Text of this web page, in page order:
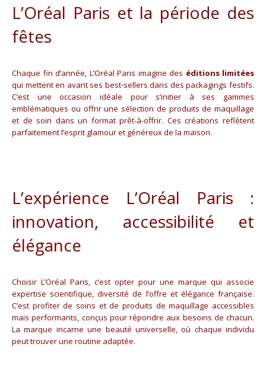
L’Oréal Paris et la période des
fêtes
Chaque fin d’année, L’Oréal Paris imagine des éditions limitées
qui mettent en avant ses best-sellers dans des packagings festifs.
C’est une occasion idéale pour s’initier à ses gammes
emblématiques ou offrir une sélection de produits de maquillage
et de soin dans un format prêt-à-offrir. Ces créations reflètent
parfaitement l’esprit glamour et généreux de la maison.
L’expérience L’Oréal Paris :
innovation, accessibilité et
élégance
Choisir L’Oréal Paris, c’est opter pour une marque qui associe
expertise scientifique, diversité de l’offre et élégance française.
C’est profiter de soins et de produits de maquillage accessibles
mais performants, conçus pour répondre aux besoins de chacun.
La marque incarne une beauté universelle, où chaque individu
peut trouver une routine adaptée.